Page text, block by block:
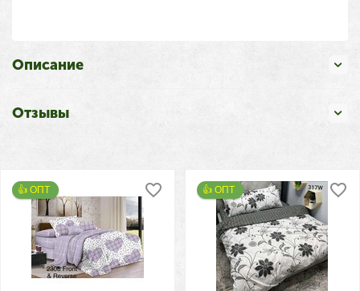
Описание
Отзывы
👍 ОПТ 👍 ОПТ